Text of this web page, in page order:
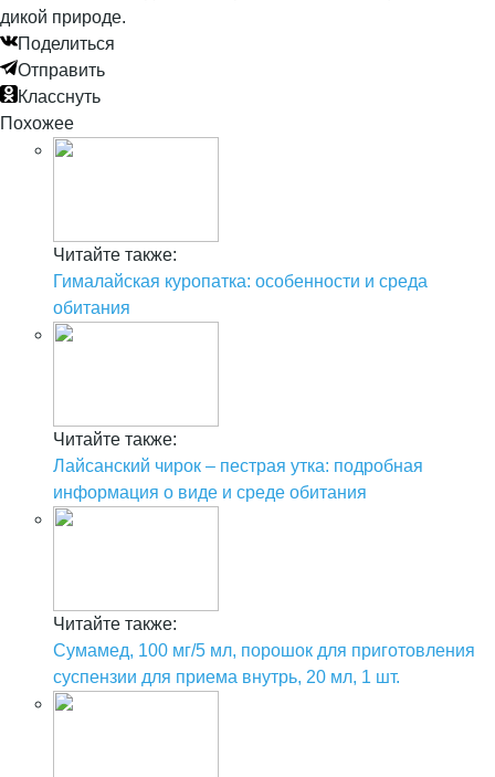
дикой природе.
Поделиться
Отправить
Класснуть
Похожее
Читайте также:
Гималайская куропатка: особенности и среда
обитания
Читайте также:
Лайсанский чирок – пестрая утка: подробная
информация о виде и среде обитания
Читайте также:
Сумамед, 100 мг/5 мл, порошок для приготовления
суспензии для приема внутрь, 20 мл, 1 шт.